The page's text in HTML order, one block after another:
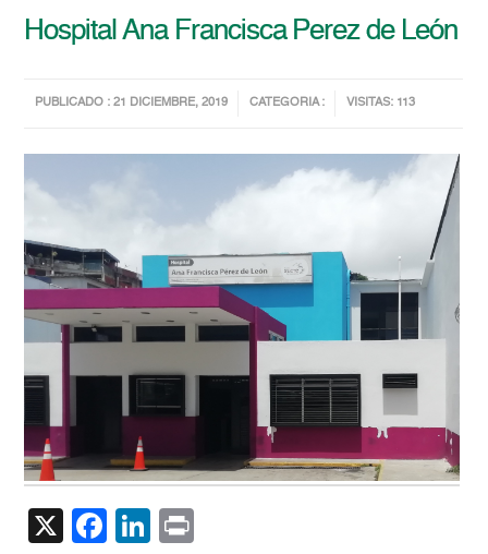
Hospital Ana Francisca Perez de León
PUBLICADO : 21 DICIEMBRE, 2019 CATEGORIA : VISITAS: 113
X Facebook
LinkedIn